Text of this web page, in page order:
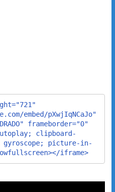
embed/pXwjIqNCaJo"
frameborder="0"
clipboard-
gyroscope; picture-in-
iframe>